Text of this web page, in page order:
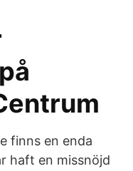
finns en enda
haft en missnöjd